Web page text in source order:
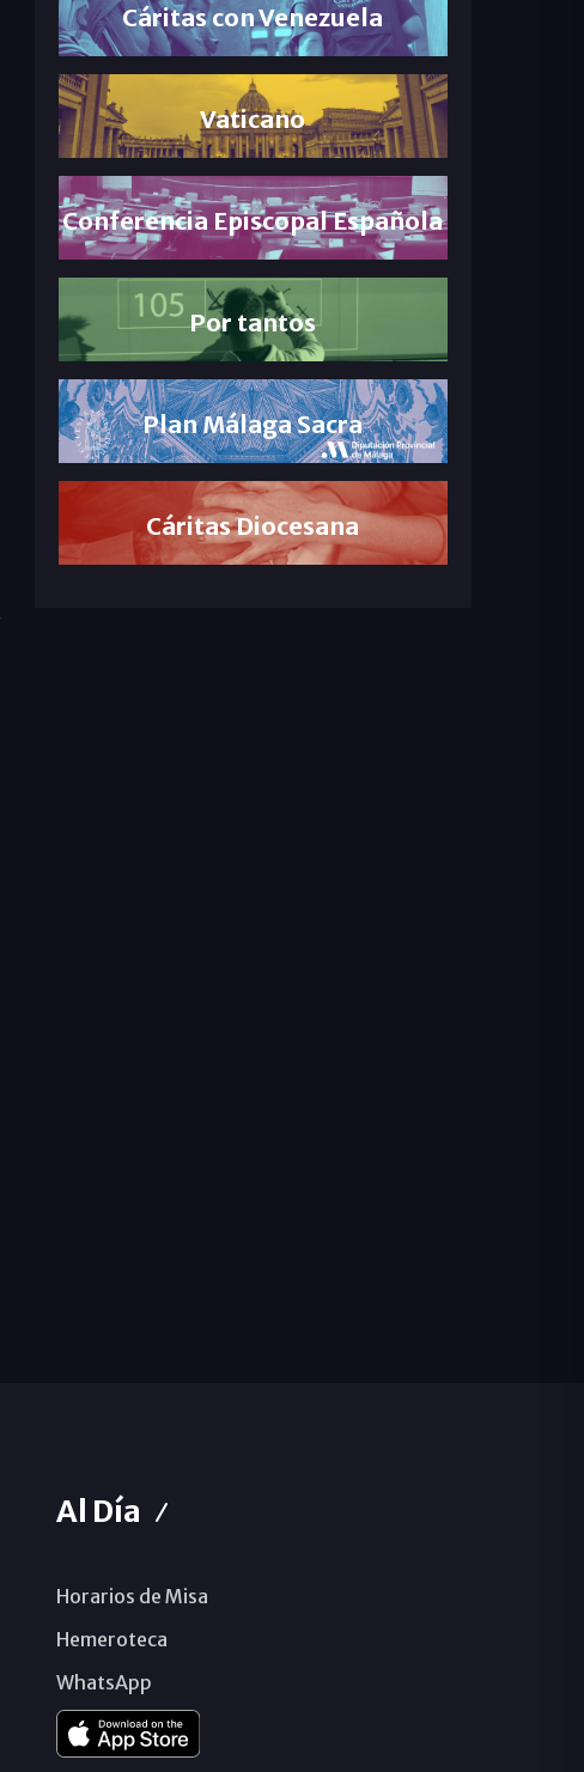
Cáritas con Venezuela
Vaticano
Conferencia Episcopal Española
Por tantos
Plan Málaga Sacra
Cáritas Diocesana
Al Día
Horarios de Misa
Hemeroteca
WhatsApp